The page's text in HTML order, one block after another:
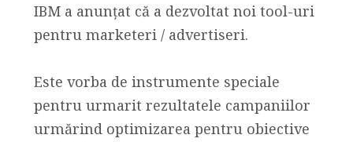
IBM a anunțat că a dezvoltat noi tool-uri
pentru marketeri / advertiseri.
Este vorba de instrumente speciale
pentru urmarit rezultatele campaniilor
urmărind optimizarea pentru obiective